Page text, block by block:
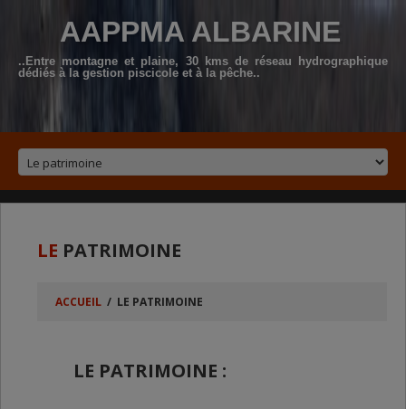
AAPPMA ALBARINE
..Entre montagne et plaine, 30 kms de réseau hydrographique
dédiés à la gestion piscicole et à la pêche..
LE PATRIMOINE
ACCUEIL / LE PATRIMOINE
LE PATRIMOINE :